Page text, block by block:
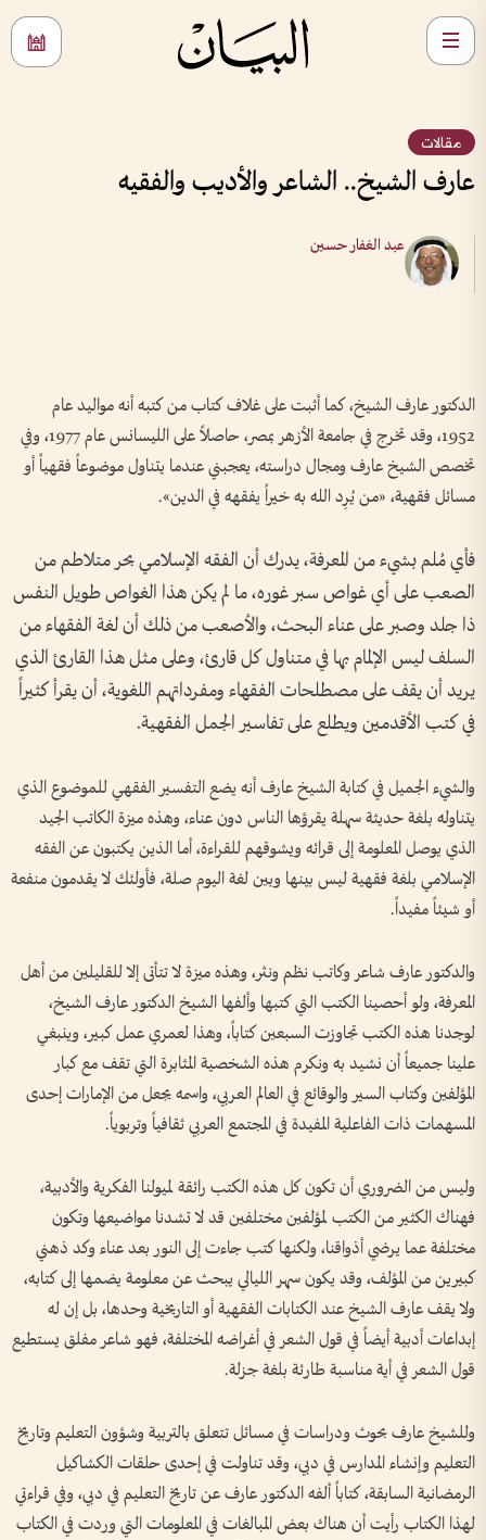
مقالات
عارف الشيخ.. الشاعر والأديب والفقيه
عبد الغفار حسين
الدكتور عارف الشيخ، كما أثبت على غلاف كتاب من كتبه أنه مواليد عام
1952، وقد تخرج في جامعة الأزهر بمصر، حاصلاً على الليسانس عام 1977، وفي
تخصص الشيخ عارف ومجال دراسته، يعجبني عندما يتناول موضوعاً فقهياً أو
مسائل فقهية، «من يُرِد الله به خيراً يفقهه في الدين».
فأي مُلم بشيء من المعرفة، يدرك أن الفقه الإسلامي بحر متلاطم من
الصعب على أي غواص سبر غوره، ما لم يكن هذا الغواص طويل النفس
ذا جلد وصبر على عناء البحث، والأصعب من ذلك أن لغة الفقهاء من
السلف ليس الإلمام بها في متناول كل قارئ، وعلى مثل هذا القارئ الذي
يريد أن يقف على مصطلحات الفقهاء ومفرداتهم اللغوية، أن يقرأ كثيراً
في كتب الأقدمين ويطلع على تفاسير الجمل الفقهية.
والشيء الجميل في كتابة الشيخ عارف أنه يضع التفسير الفقهي للموضوع الذي
يتناوله بلغة حديثة سهلة يقرؤها الناس دون عناء، وهذه ميزة الكاتب الجيد
الذي يوصل المعلومة إلى قرائه ويشوقهم للقراءة، أما الذين يكتبون عن الفقه
الإسلامي بلغة فقهية ليس بينها وبين لغة اليوم صلة، فأولئك لا يقدمون منفعة
أو شيئاً مفيداً.
والدكتور عارف شاعر وكاتب نظم ونثر، وهذه ميزة لا تتأتى إلا للقليلين من أهل
المعرفة، ولو أحصينا الكتب التي كتبها وألفها الشيخ الدكتور عارف الشيخ،
لوجدنا هذه الكتب تجاوزت السبعين كتاباً، وهذا لعمري عمل كبير، وينبغي
علينا جميعاً أن نشيد به ونكرم هذه الشخصية المثابرة التي تقف مع كبار
المؤلفين وكتاب السير والوقائع في العالم العربي، واسمه يجعل من الإمارات إحدى
المسهمات ذات الفاعلية المفيدة في المجتمع العربي ثقافياً وتربوياً.
وليس من الضروري أن تكون كل هذه الكتب رائقة لميولنا الفكرية والأدبية،
فهناك الكثير من الكتب لمؤلفين مختلفين قد لا تشدنا مواضيعها وتكون
مختلفة عما يرضي أذواقنا، ولكنها كتب جاءت إلى النور بعد عناء وكد ذهني
كبيرين من المؤلف، وقد يكون سهر الليالي يبحث عن معلومة يضمها إلى كتابه،
ولا يقف عارف الشيخ عند الكتابات الفقهية أو التاريخية وحدها، بل إن له
إبداعات أدبية أيضاً في قول الشعر في أغراضه المختلفة، فهو شاعر مفلق يستطيع
قول الشعر في أية مناسبة طارئة بلغة جزلة.
وللشيخ عارف بحوث ودراسات في مسائل تتعلق بالتربية وشؤون التعليم وتاريخ
التعليم وإنشاء المدارس في دبي، وقد تناولت في إحدى حلقات الكشاكيل
الرمضانية السابقة، كتاباً ألفه الدكتور عارف عن تاريخ التعليم في دبي، وفي قراءتي
لهذا الكتاب رأيت أن هناك بعض المبالغات في المعلومات التي وردت في الكتاب